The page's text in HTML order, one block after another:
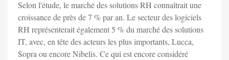
Selon l'étude, le marché des solutions RH connaîtrait une
croissance de près de 7 % par an. Le secteur des logiciels
RH représenterait également 5 % du marché des solutions
IT, avec, en tête des acteurs les plus importants, Lucca,
Sopra ou encore Nibelis. Ce qui est encore considéré